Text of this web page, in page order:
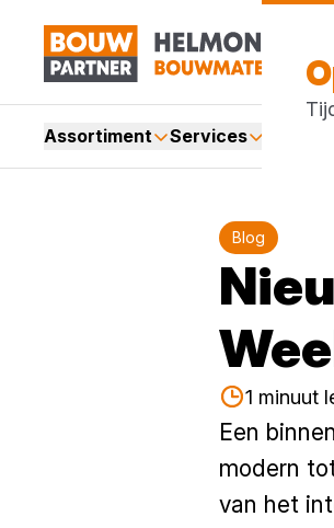
Assortiment Services
Blog
1 minuut
Een
modern
van het